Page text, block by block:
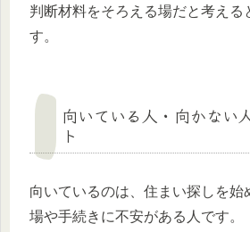
判断材料をそろえる場だと考える
す。
向いている人・向かない
ト
向いているのは、住まい探しを始
場や手続きに不安がある人です。